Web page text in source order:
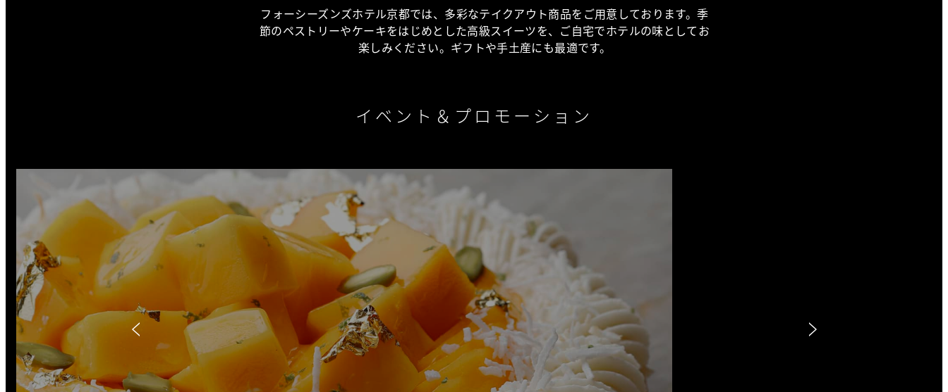
フォーシーズンズホテル京都では、多彩なテイクアウト商品をご用意しております。季
節のペストリーやケーキをはじめとした高級スイーツを、ご自宅でホテルの味としてお
楽しみください。ギフトや手土産にも最適です。
イベント＆プロモーション